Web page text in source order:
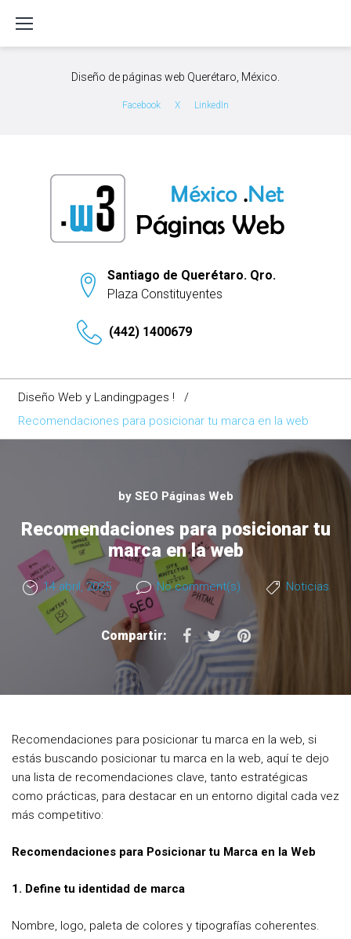
i
Diseño de páginas web Querétaro, México.
Facebook X LinkedIn
Santiago de Querétaro. Qro.
Plaza Constituyentes
(442) 1400679
Diseño Web y Landingpages !
/
Recomendaciones para posicionar tu marca en la web
by SEO Páginas Web
Recomendaciones para posicionar tu
marca en la web
14 abril, 2025 No comment(s) Noticias
Compartir:
F
a
c
o
o
k
T
w
i
e
r
P
i
r
e
s
Recomendaciones para posicionar tu marca en la web, si
estás buscando posicionar tu marca en la web, aquí te dejo
una lista de recomendaciones clave, tanto estratégicas
como prácticas, para destacar en un entorno digital cada vez
más competitivo:
Recomendaciones para Posicionar tu Marca en la Web
1. Define tu identidad de marca
Nombre, logo, paleta de colores y tipografías coherentes.